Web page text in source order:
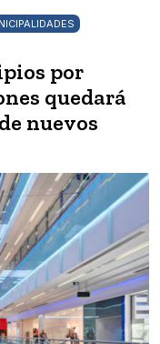
por
quedará
nuevos